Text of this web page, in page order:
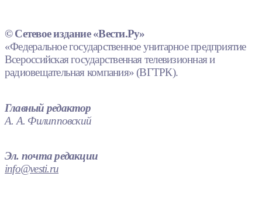
© Сетевое издание «Вести.Ру»
«Федеральное государственное унитарное предприятие
Всероссийская государственная телевизионная и
радиовещательная компания» (ВГТРК).
Главный редактор
А. А. Филипповский
Эл. почта редакции
info@vesti.ru